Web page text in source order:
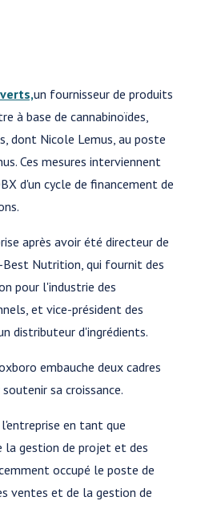
un fournisseur de produits
à base de cannabinoïdes,
dont Nicole Lemus, au poste
Ces mesures interviennent
d'un cycle de financement de
après avoir été directeur de
Best Nutrition, qui fournit des
pour l'industrie des
et vice-président des
distributeur d'ingrédients.
embauche deux cadres
sa croissance.
en tant que
la gestion de projet et des
occupé le poste de
ventes et de la gestion de